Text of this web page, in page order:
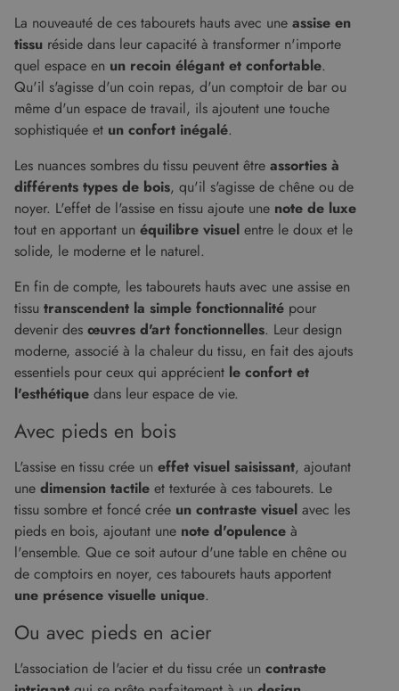
La nouveauté de ces tabourets hauts avec une assise en
tissu réside dans leur capacité à transformer n'importe
quel espace en un recoin élégant et confortable.
Qu'il s'agisse d'un coin repas, d'un comptoir de bar ou
même d'un espace de travail, ils ajoutent une touche
sophistiquée et un confort inégalé.
Les nuances sombres du tissu peuvent être assorties à
différents types de bois, qu'il s'agisse de chêne ou de
noyer. L'effet de l'assise en tissu ajoute une note de luxe
tout en apportant un équilibre visuel entre le doux et le
solide, le moderne et le naturel.
En fin de compte, les tabourets hauts avec une assise en
tissu transcendent la simple fonctionnalité pour
devenir des œuvres d'art fonctionnelles. Leur design
moderne, associé à la chaleur du tissu, en fait des ajouts
essentiels pour ceux qui apprécient le confort et
l'esthétique dans leur espace de vie.
Avec pieds en bois
L'assise en tissu crée un effet visuel saisissant, ajoutant
une dimension tactile et texturée à ces tabourets. Le
tissu sombre et foncé crée un contraste visuel avec les
pieds en bois, ajoutant une note d'opulence à
l'ensemble. Que ce soit autour d'une table en chêne ou
de comptoirs en noyer, ces tabourets hauts apportent
une présence visuelle unique.
Ou avec pieds en acier
L'association de l'acier et du tissu crée un contraste